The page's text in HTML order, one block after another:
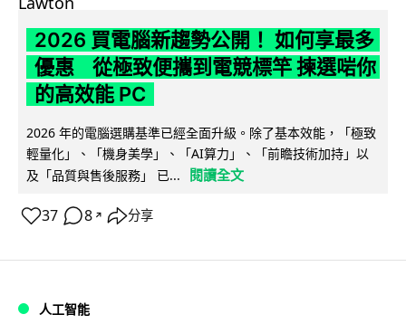
2026 買電腦新趨勢公開！ 如何享最多
優惠 從極致便攜到電競標竿 揀選啱你
的高效能 PC
2026 年的電腦選購基準已經全面升級。除了基本效能，「極致
輕量化」、「機身美學」、「AI算力」、「前瞻技術加持」以
及「品質與售後服務」 已...
閱讀全文
37 8 ↗ 分享
人工智能